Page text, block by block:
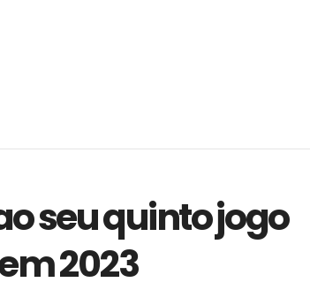
seu quinto jogo
2023